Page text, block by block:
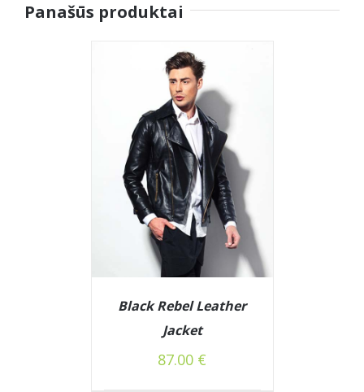
Panašūs produktai
Black Rebel Leather
Jacket
87.00 €